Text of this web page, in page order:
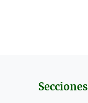
Secciones